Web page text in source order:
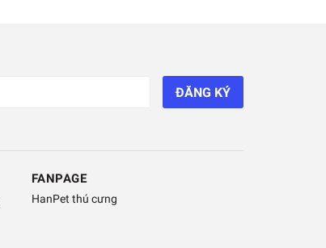
ĐĂNG KÝ
FANPAGE
HanPet thú cưng